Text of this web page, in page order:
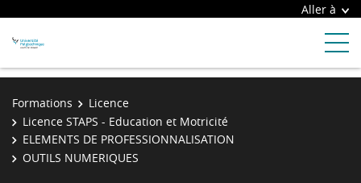
Aller à
Formations
Licence
Licence STAPS - Education et Motricité
ELEMENTS DE PROFESSIONNALISATION
OUTILS NUMERIQUES